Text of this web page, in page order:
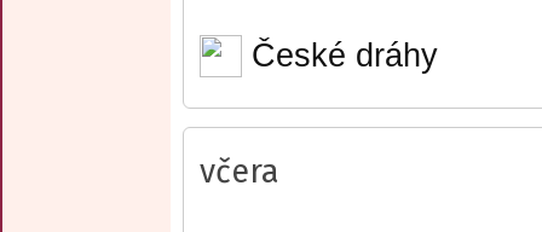
České dráhy
včera